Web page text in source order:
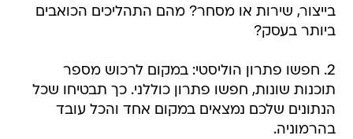
בייצור, שירות או מסחר? מהם התהליכים הכואבים
ביותר בעסק?
2. חפשו פתרון הוליסטי: במקום לרכוש מספר
תוכנות שונות, חפשו פתרון כוללני. כך תבטיחו שכל
הנתונים שלכם נמצאים במקום אחד והכל עובד
בהרמוניה.